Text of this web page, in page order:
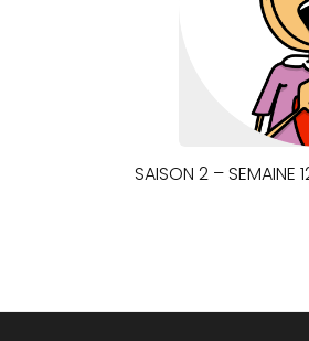
SAISON 2 – SEMAINE